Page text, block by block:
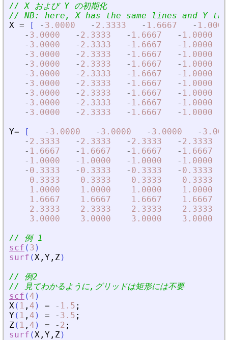
// X および Y の初期化
// NB: here, X has the same lines and Y the
X = [ - 3.0000 - 2.3333 - 1.6667 - 1.0000
- 3.0000 - 2.3333 - 1.6667 - 1.0000
- 3.0000 - 2.3333 - 1.6667 - 1.0000
- 3.0000 - 2.3333 - 1.6667 - 1.0000
- 3.0000 - 2.3333 - 1.6667 - 1.0000
- 3.0000 - 2.3333 - 1.6667 - 1.0000
- 3.0000 - 2.3333 - 1.6667 - 1.0000
- 3.0000 - 2.3333 - 1.6667 - 1.0000
- 3.0000 - 2.3333 - 1.6667 - 1.0000
- 3.0000 - 2.3333 - 1.6667 - 1.0000
Y= [ - 3.0000 - 3.0000 - 3.0000 -
- 2.3333 - 2.3333 - 2.3333 - 2.3333
- 1.6667 - 1.6667 - 1.6667 - 1.6667
- 1.0000 - 1.0000 - 1.0000 - 1.0000
- 0.3333 - 0.3333 - 0.3333 - 0.3333
0.3333
0.3333 0.3333
0.3333
1.0000
1.0000 1.0000
1.0000
1.6667
1.6667 1.6667
1.6667
2.3333
2.3333 2.3333
2.3333
3.0000
3.0000 3.0000
3.0000
// 例 1
scf ( 3 )
surf (X , Y , Z)
// 例2
// 見てわかるように,グリッドは矩形には不要
scf ( 4 )
X( 1 , 4 ) = - 1.5 ;
Y( 1 , 4 ) = - 3.5 ;
Z( 1 , 4 ) = - 2 ;
surf (X , Y , Z)